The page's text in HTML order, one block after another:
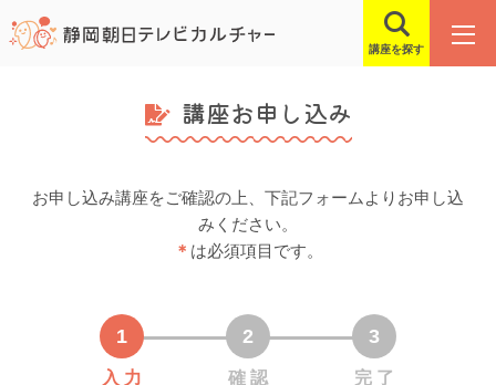
講座を探す
講座お申し込み
お申し込み講座をご確認の上、下記フォームよりお申し込
みください。
＊ は必須項目です。
入 力 確 認 完 了